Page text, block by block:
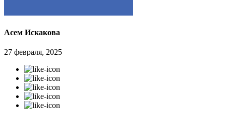
Асем Искакова
27 февраля, 2025